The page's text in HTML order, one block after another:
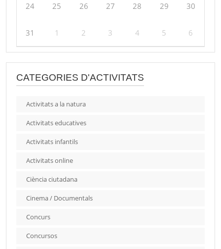
24 25 26 27 28 29 30
31 1 2 3 4 5 6
CATEGORIES D'ACTIVITATS
Activitats a la natura
Activitats educatives
Activitats infantils
Activitats online
Ciència ciutadana
Cinema / Documentals
Concurs
Concursos